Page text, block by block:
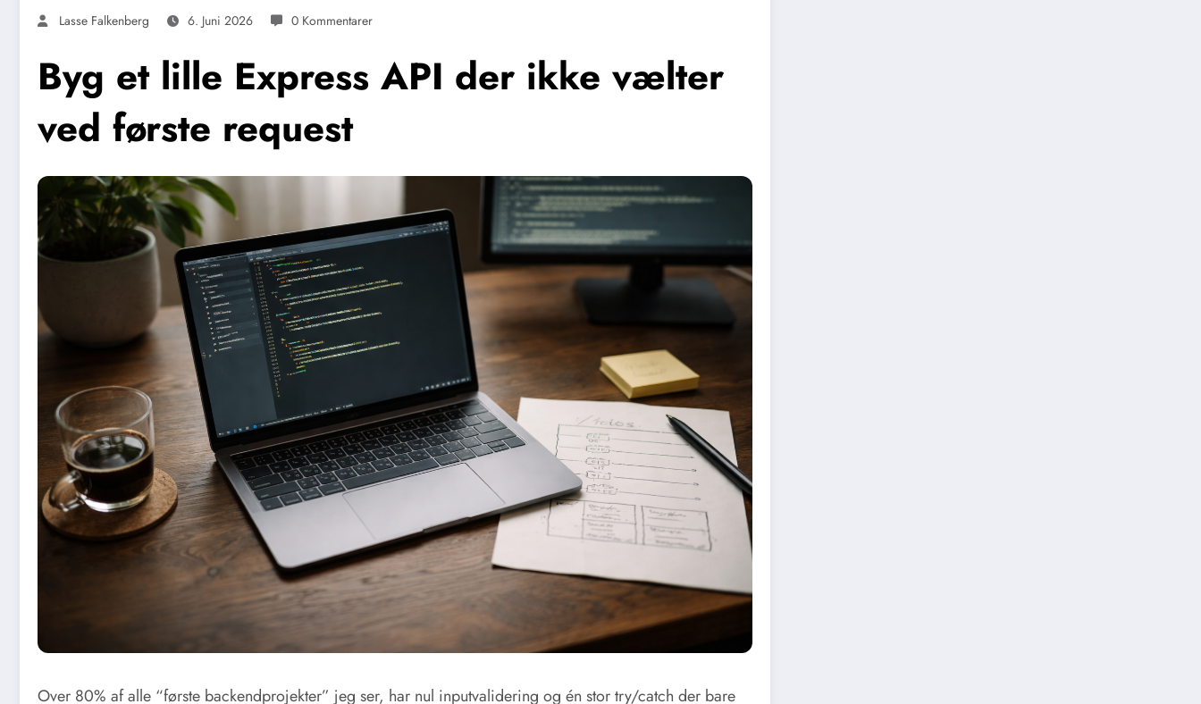
Lasse Falkenberg
6. Juni 2026 0 Kommentarer
Byg et lille Express API der ikke vælter
ved første request
Over 80% af alle “første backendprojekter” jeg ser, har nul inputvalidering og én stor try/catch der bare